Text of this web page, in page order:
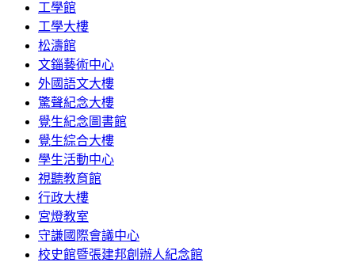
工學館
工學大樓
松濤館
文錙藝術中心
外國語文大樓
驚聲紀念大樓
覺生紀念圖書館
覺生綜合大樓
學生活動中心
視聽教育館
行政大樓
宮燈教室
守謙國際會議中心
校史館暨張建邦創辦人紀念館